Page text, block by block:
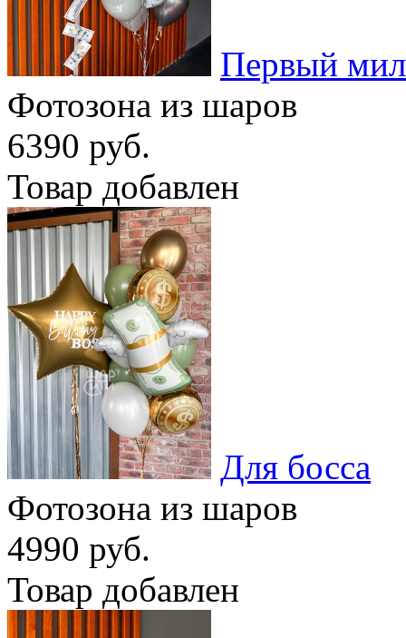
Первый
Фотозона из шаров
6390 руб.
Товар добавлен
Для босса
Фотозона из шаров
4990 руб.
Товар добавлен